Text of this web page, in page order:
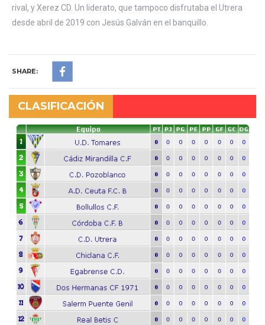
rival, y Xerez CD. Un liderato, que tampoco disfrutaba el Utrera
desde abril de 2019 con Jesús Galván en el banquillo.
SHARE:
CLASIFICACIÓN